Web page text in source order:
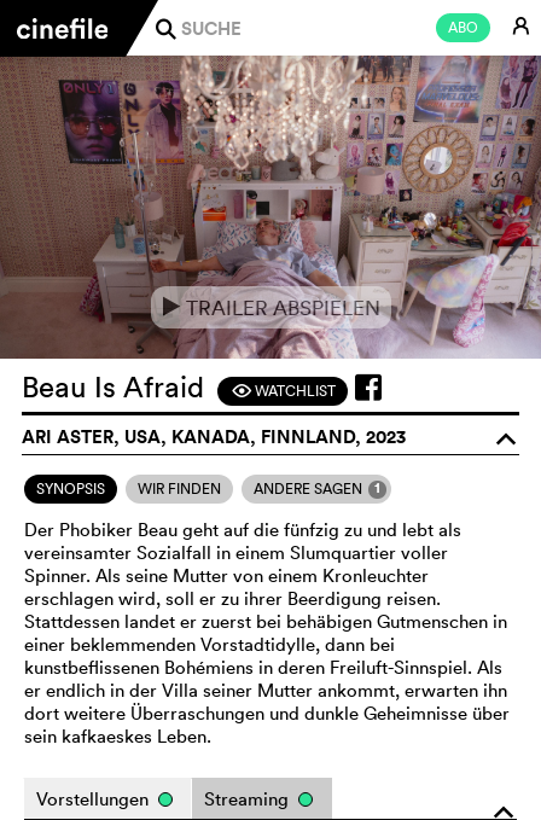
ABO E
j
eTRAILER ABSPIELEN
Beau Is Afraid FWATCHLIST
ARI ASTER, USA, KANADA, FINNLAND, 2023 o
SYNOPSIS WIR FINDEN ANDERE SAGEN 1
Der Phobiker Beau geht auf die fünfzig zu und lebt als
vereinsamter Sozialfall in einem Slumquartier voller
Spinner. Als seine Mutter von einem Kronleuchter
erschlagen wird, soll er zu ihrer Beerdigung reisen.
Stattdessen landet er zuerst bei behäbigen Gutmenschen in
einer beklemmenden Vorstadtidylle, dann bei
kunstbeflissenen Bohémiens in deren Freiluft-Sinnspiel. Als
er endlich in der Villa seiner Mutter ankommt, erwarten ihn
dort weitere Überraschungen und dunkle Geheimnisse über
sein kafkaeskes Leben.
o
Vorstellungen Streaming